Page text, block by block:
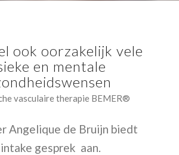
ook oorzakelijk vele
en mentale
vasculaire therapie BEMER®
Angelique de Bruijn biedt
gesprek aan.